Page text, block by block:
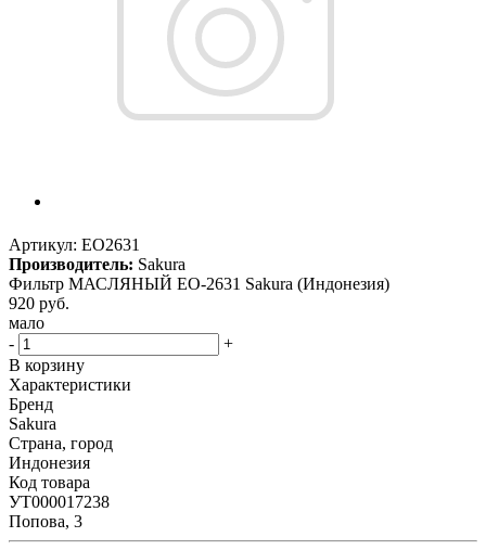
Артикул: EO2631
Производитель: Sakura
Фильтр МАСЛЯНЫЙ EO-2631 Sakura (Индонезия)
920 руб.
мало
-
+
В корзину
Характеристики
Бренд
Sakura
Страна, город
Индонезия
Код товара
УТ000017238
Попова, 3